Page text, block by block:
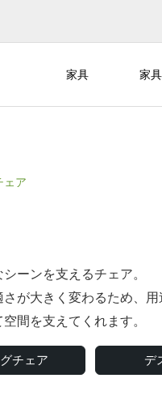
家具 家
ェア
ーンを支えるチェア。
が大きく変わるため、
間を支えてくれます。
チェア デ